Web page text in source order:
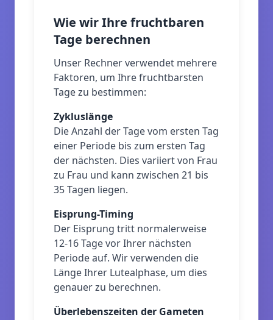
Wie wir Ihre fruchtbaren
Tage berechnen
Unser Rechner verwendet mehrere
Faktoren, um Ihre fruchtbarsten
Tage zu bestimmen:
Zykluslänge
Die Anzahl der Tage vom ersten Tag
einer Periode bis zum ersten Tag
der nächsten. Dies variiert von Frau
zu Frau und kann zwischen 21 bis
35 Tagen liegen.
Eisprung-Timing
Der Eisprung tritt normalerweise
12-16 Tage vor Ihrer nächsten
Periode auf. Wir verwenden die
Länge Ihrer Lutealphase, um dies
genauer zu berechnen.
Überlebenszeiten der Gameten